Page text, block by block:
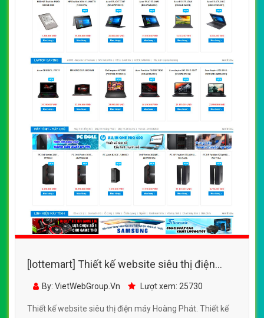
[lottemart] Thiết kế website siêu thị điện
máy Hoàng Phát đẹp SEO tốt
By: VietWebGroup.Vn Lượt xem: 25730
Thiết kế website siêu thị điện máy Hoàng Phát. Thiết kế